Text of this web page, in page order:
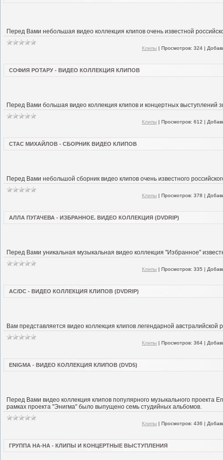
Перед Вами небольшая видео коллекция клипов очень известной
Клипы | Просмотров: 324 |
СОФИЯ РОТАРУ - ВИДЕО КОЛЛЕКЦИЯ КЛИПОВ
Перед Вами большая видео коллекция клипов и концертных выступлений
Клипы | Просмотров: 612 |
СТАС МИХАЙЛОВ - СБОРНИК ВИДЕО КЛИПОВ
Перед Вами небольшой сборник видео клипов очень известного
Клипы | Просмотров: 378 |
АЛЛА ПУГАЧЕВА - ИЗБРАННОЕ. ВИДЕО КОЛЛЕКЦИЯ (DVDRIP)
Перед Вами уникальная музыкальная видео коллекция "Избранное"
Клипы | Просмотров: 335 |
AC/DC - ВИДЕО КОЛЛЕКЦИЯ КЛИПОВ (DVDRIP)
Вам представляется видео коллекция клипов легендарной австралийской
Клипы | Просмотров: 364 |
ENIGMA - ВИДЕО КОЛЛЕКЦИЯ КЛИПОВ (DVD5)
Перед Вами видео коллекция клипов популярного музыкального проекта
рамках проекта "Энигма" было выпущено семь студийных альбомов.
Клипы | Просмотров: 436 |
ГРУППА НА-НА - КЛИПЫ И КОНЦЕРТНЫЕ ВЫСТУПЛЕНИЯ